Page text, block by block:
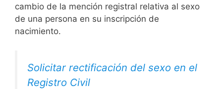
cambio de la mención registral relativa al sexo
de una persona en su inscripción de
nacimiento.
Solicitar rectificación del sexo en el
Registro Civil